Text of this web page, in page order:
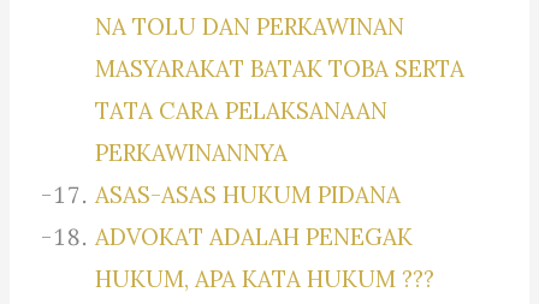
NA TOLU DAN PERKAWINAN
MASYARAKAT BATAK TOBA SERTA
TATA CARA PELAKSANAAN
PERKAWINANNYA
ASAS-ASAS HUKUM PIDANA
ADVOKAT ADALAH PENEGAK
HUKUM, APA KATA HUKUM ???